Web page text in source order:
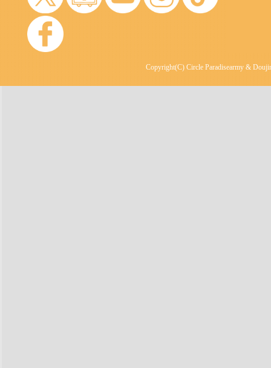
Copyright(C) Circle Paradisearmy &